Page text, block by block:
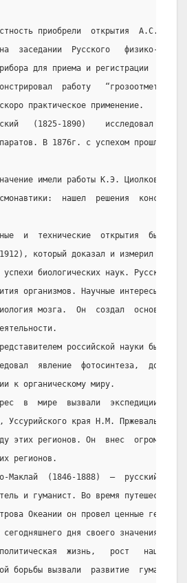
приобрели  открытия  А.С.
заседании  Русского   физико-
для приема и регистрации
работу
практическое применение.
(1825-1890)    исследовал
В 1876г. с успехом прошла
имели работы К.Э. Циолковского
нашел  решения
и  технические  открытия  были
который доказал и измерил
успехи биологических наук. Русские
организмов. Научные интересы
мозга.  Он  создал
российской науки был
явление  фотосинтеза,  доказав
к органическому миру.
в  мире  вызвали  экспедиции  по
Уссурийского края Н.М.
этих регионов. Он  внес  огромный
регионов.
Маклай  (1846-1888)  –  русский
и гуманист. Во время путешествий
Океании он провел ценные
дня своего значения.
жизнь,   рост
борьбы вызвали  развитие